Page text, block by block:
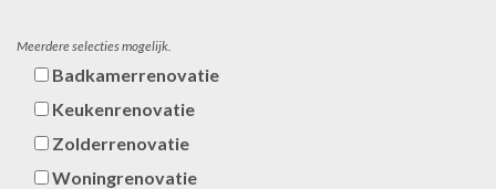
Meerdere selecties mogelijk.
Badkamerrenovatie
Keukenrenovatie
Zolderrenovatie
Woningrenovatie